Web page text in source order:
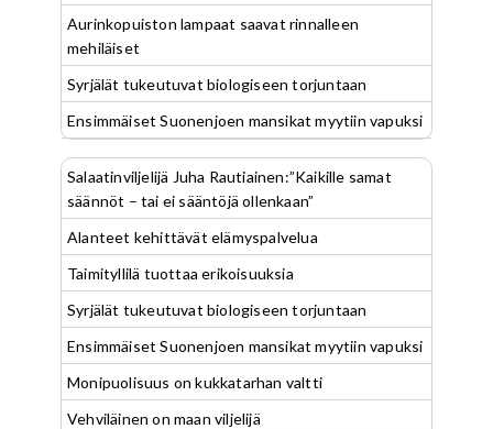
Aurinkopuiston lampaat saavat rinnalleen
mehiläiset
Syrjälät tukeutuvat biologiseen torjuntaan
Ensimmäiset Suonenjoen mansikat myytiin vapuksi
Salaatinviljelijä Juha Rautiainen:”Kaikille samat
säännöt – tai ei sääntöjä ollenkaan”
Alanteet kehittävät elämyspalvelua
Taimityllilä tuottaa erikoisuuksia
Syrjälät tukeutuvat biologiseen torjuntaan
Ensimmäiset Suonenjoen mansikat myytiin vapuksi
Monipuolisuus on kukkatarhan valtti
Vehviläinen on maan viljelijä